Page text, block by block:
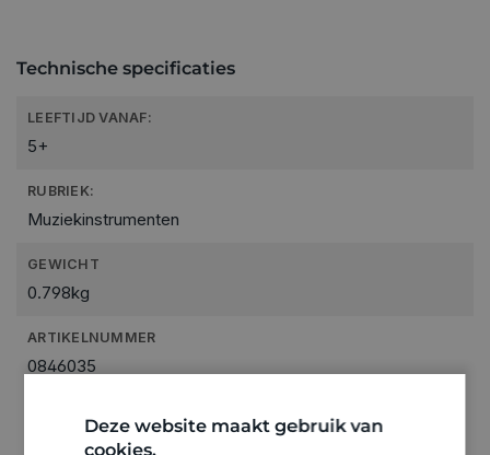
Technische specificaties
LEEFTIJD VANAF:
5+
RUBRIEK:
Muziekinstrumenten
GEWICHT
0.798kg
ARTIKELNUMMER
0846035
Deze website maakt gebruik van
cookies.